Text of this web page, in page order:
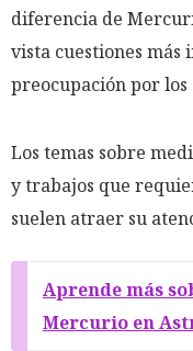
diferencia de
vista cuestiones más
preocupación por los
Los temas sobre
y trabajos que
suelen atraer su
Aprende más
Mercurio en